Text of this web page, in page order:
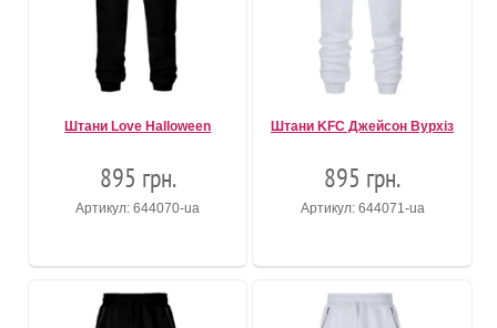
Штани Love Halloween
895 грн.
Артикул: 644070-ua
Штани KFC Джейсон Вурхіз
895 грн.
Артикул: 644071-ua